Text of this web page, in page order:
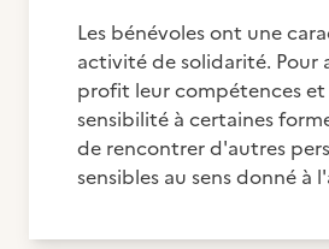
Les bénévoles ont une
activité de solidarité. Pour
profit leur compétences
sensibilité à certaines
de rencontrer d'autres
sensibles au sens donné à